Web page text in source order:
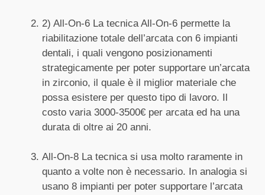
2) All-On-6 La tecnica All-On-6 permette la
riabilitazione totale dell’arcata con 6 impianti
dentali, i quali vengono posizionamenti
strategicamente per poter supportare un’arcata
in zirconio, il quale è il miglior materiale che
possa esistere per questo tipo di lavoro. Il
costo varia 3000-3500€ per arcata ed ha una
durata di oltre ai 20 anni.
All-On-8 La tecnica si usa molto raramente in
quanto a volte non è necessario. In analogia si
usano 8 impianti per poter supportare l’arcata